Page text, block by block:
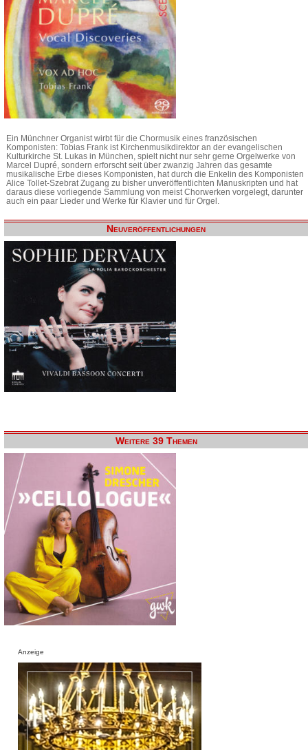
Ein Münchner Organist wirbt für die Chormusik eines französischen
Komponisten: Tobias Frank ist Kirchenmusikdirektor an der evangelischen
Kulturkirche St. Lukas in München, spielt nicht nur sehr gerne Orgelwerke von
Marcel Dupré, sondern erforscht seit über zwanzig Jahren das gesamte
musikalische Erbe dieses Komponisten, hat durch die Enkelin des Komponisten
Alice Tollet-Szebrat Zugang zu bisher unveröffentlichten Manuskripten und hat
daraus diese vorliegende Sammlung von meist Chorwerken vorgelegt, darunter
auch ein paar Lieder und Werke für Klavier und für Orgel.
Neuveröffentlichungen
Weitere 39 Themen
Anzeige